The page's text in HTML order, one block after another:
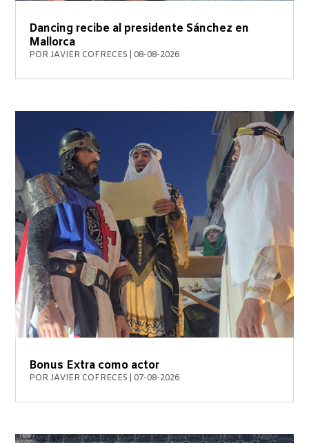
Dancing recibe al presidente Sánchez en
Mallorca
PORJAVIER COFRECES 08-08-2026
Bonus Extra como actor
PORJAVIER COFRECES 07-08-2026